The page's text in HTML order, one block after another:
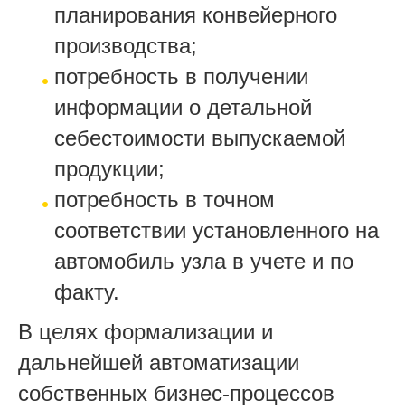
планирования конвейерного
производства;
потребность в получении
информации о детальной
себестоимости выпускаемой
продукции;
потребность в точном
соответствии установленного на
автомобиль узла в учете и по
факту.
В целях формализации и
дальнейшей автоматизации
собственных бизнес-процессов